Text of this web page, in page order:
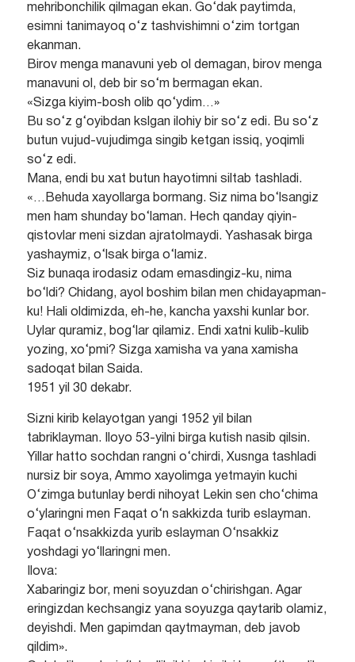
mehribonchilik qilmagan ekan. Go‘dak paytimda,
esimni tanimayoq o‘z tashvishimni o‘zim tortgan
ekanman.
Birov menga manavuni yeb ol demagan, birov menga
manavuni ol, deb bir so‘m bermagan ekan.
«Sizga kiyim-bosh olib qo‘ydim…»
Bu so‘z g‘oyibdan kslgan ilohiy bir so‘z edi. Bu so‘z
butun vujud-vujudimga singib ketgan issiq, yoqimli
so‘z edi.
Mana, endi bu xat butun hayotimni siltab tashladi.
«…Behuda xayollarga bormang. Siz nima bo‘lsangiz
men ham shunday bo‘laman. Hech qanday qiyin-
qistovlar meni sizdan ajratolmaydi. Yashasak birga
yashaymiz, o‘lsak birga o‘lamiz.
Siz bunaqa irodasiz odam emasdingiz-ku, nima
bo‘ldi? Chidang, ayol boshim bilan men chidayapman-
ku! Hali oldimizda, eh-he, kancha yaxshi kunlar bor.
Uylar quramiz, bog‘lar qilamiz. Endi xatni kulib-kulib
yozing, xo‘pmi? Sizga xamisha va yana xamisha
sadoqat bilan Saida.
1951 yil 30 dekabr.
Sizni kirib kelayotgan yangi 1952 yil bilan
tabriklayman. Iloyo 53-yilni birga kutish nasib qilsin.
Yillar hatto sochdan rangni o‘chirdi, Xusnga tashladi
nursiz bir soya, Ammo xayolimga yetmayin kuchi
O‘zimga butunlay berdi nihoyat Lekin sen cho‘chima
o‘ylaringni men Faqat o‘n sakkizda turib eslayman.
Faqat o‘nsakkizda yurib eslayman O‘nsakkiz
yoshdagi yo‘llaringni men.
Ilova:
Xabaringiz bor, meni soyuzdan o‘chirishgan. Agar
eringizdan kechsangiz yana soyuzga qaytarib olamiz,
deyishdi. Men gapimdan qaytmayman, deb javob
qildim».